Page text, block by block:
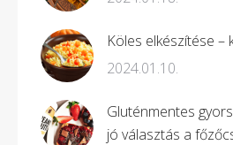
Köles elkészítése –
2024.01.10.
Gluténmentes
jó választás a